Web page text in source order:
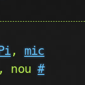
, mic
, nou#